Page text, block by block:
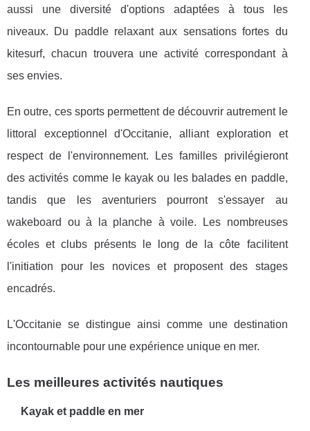
aussi une diversité d'options adaptées à tous les
niveaux. Du paddle relaxant aux sensations fortes du
kitesurf, chacun trouvera une activité correspondant à
ses envies.
En outre, ces sports permettent de découvrir autrement le
littoral exceptionnel d'Occitanie, alliant exploration et
respect de l'environnement. Les familles privilégieront
des activités comme le kayak ou les balades en paddle,
tandis que les aventuriers pourront s'essayer au
wakeboard ou à la planche à voile. Les nombreuses
écoles et clubs présents le long de la côte facilitent
l'initiation pour les novices et proposent des stages
encadrés.
L'Occitanie se distingue ainsi comme une destination
incontournable pour une expérience unique en mer.
Les meilleures activités nautiques
Kayak et paddle en mer